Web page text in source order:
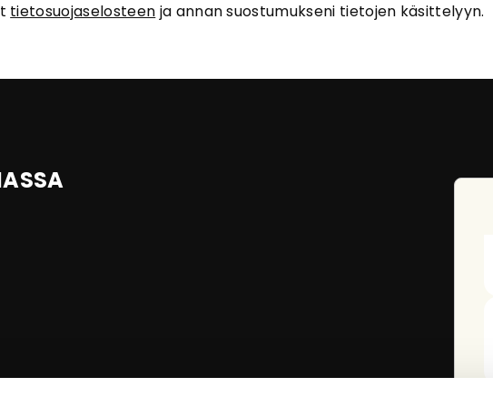
tietosuojaselosteen ja annan suostumukseni tietojen käsittelyyn.